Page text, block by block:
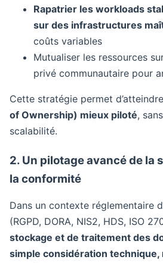
Rapatrier les workloads
sur des infrastructures
coûts variables
Mutualiser les ressources
privé communautaire pour
Cette stratégie permet
of Ownership) mieux piloté,
scalabilité.
2. Un pilotage avancé de la
la conformité
Dans un contexte réglementaire
(RGPD, DORA, NIS2, HDS, ISO
stockage et de traitement des
simple considération technique,